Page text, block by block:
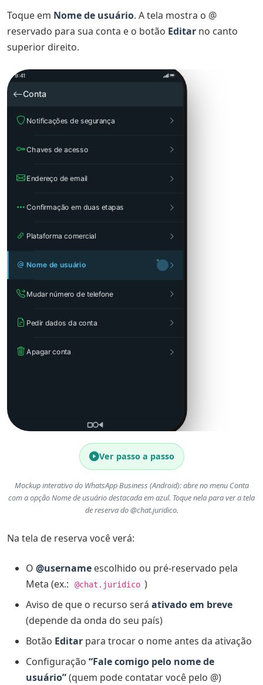
Toque em Nome de usuário. A tela mostra o @
reservado para sua conta e o botão Editar no canto
superior direito.
9:41
Conta
Notificações de segurança
Chaves de acesso
Endereço de email
Confirmação em duas etapas
Plataforma comercial
Nome de usuário
Mudar número de telefone
Pedir dados da conta
Apagar conta
Ver passo a passo
Mockup interativo do WhatsApp Business (Android): abre no menu Conta
com a opção Nome de usuário destacada em azul. Toque nela para ver a tela
de reserva do @chat.juridico.
Na tela de reserva você verá:
O @username escolhido ou pré-reservado pela
Meta (ex.:
@chat.juridico )
Aviso de que o recurso será ativado em breve
(depende da onda do seu país)
Botão Editar para trocar o nome antes da ativação
Configuração “Fale comigo pelo nome de
usuário”(quem pode contatar você pelo @)